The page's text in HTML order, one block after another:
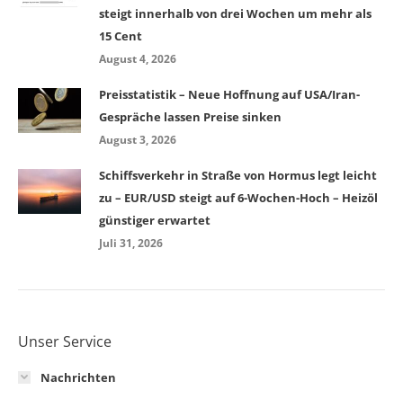
steigt innerhalb von drei Wochen um mehr als
15 Cent
August 4, 2026
Preisstatistik – Neue Hoffnung auf USA/Iran-
Gespräche lassen Preise sinken
August 3, 2026
Schiffsverkehr in Straße von Hormus legt leicht
zu – EUR/USD steigt auf 6-Wochen-Hoch – Heizöl
günstiger erwartet
Juli 31, 2026
Unser Service
Nachrichten